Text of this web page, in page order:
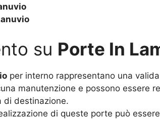
su Porte In
per interno rappresentano una
manutenzione e possono essere
di destinazione.
di queste porte può